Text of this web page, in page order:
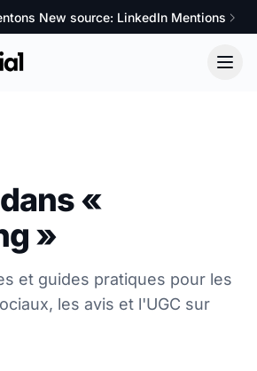
New source: LinkedIn Mentions
«
»
et guides pratiques pour les
les avis et l'UGC sur